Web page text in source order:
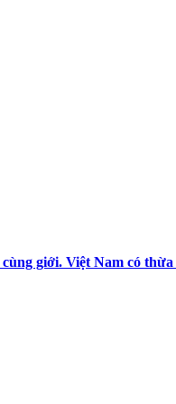
giới. Việt Nam có